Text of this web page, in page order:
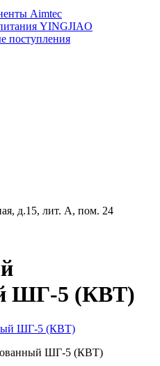
Aimtec
YINGJIAO
д.15, лит. А, пом. 24
ШГ-5 (КВТ)